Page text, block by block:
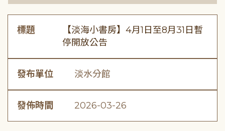
標題
【淡海小書房】4月1日至8月31日暫
停開放公告
發布單位 淡水分館
發佈時間 2026-03-26